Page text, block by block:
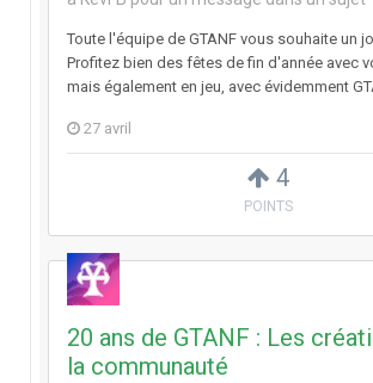
4
POINTS
Toute l'équipe de GTANF vous souhaite un
Profitez bien des fêtes de fin d'année avec
mais également en jeu, avec évidemment
27 avril
20 ans de GTANF : Les
la communauté